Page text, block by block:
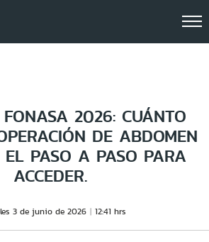
2026: CUÁNTO
DE ABDOMEN
PASO A PASO PARA
ACCEDER.
3 de junio de 2026 12:41 hrs